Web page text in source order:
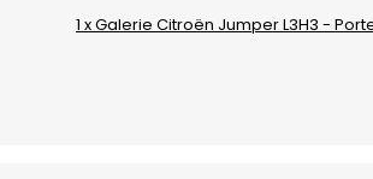
1 x Galerie Citroën Jumper L3H3 -